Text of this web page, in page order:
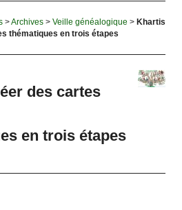
>Archives> Veille généalogique > Khartis
thématiques en trois étapes
des cartes
en trois étapes